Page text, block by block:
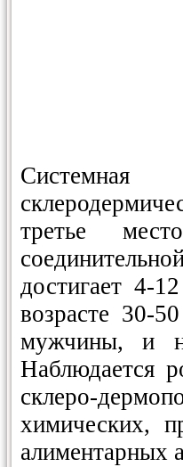
третье
достигает 4-
возрасте 30-
мужчины, и
Наблюдается
склеро-
химических,
алиментарных